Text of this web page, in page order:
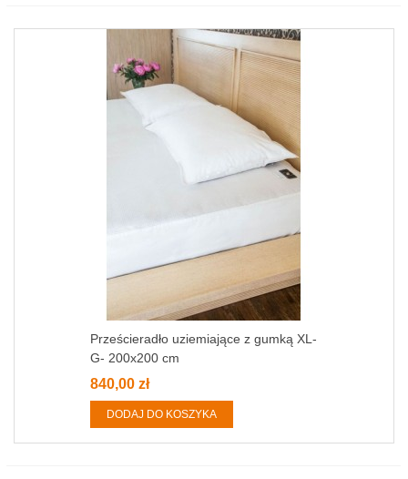
Prześcieradło uziemiające z gumką XL-
G- 200x200 cm
840,00 zł
DODAJ DO KOSZYKA